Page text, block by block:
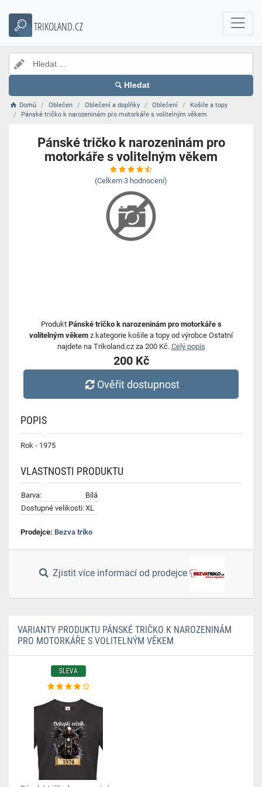
TRIKOLAND.CZ
Hledat
Domů Oblečen Oblečení a doplňky Oblečení
Košile a topy
Pánské tričko k narozeninám pro motorkáře s volitelným věkem
Pánské tričko k narozeninám pro
motorkáře s volitelným věkem
(Celkem 3 hodnocení)
Produkt Pánské tričko k narozeninám pro motorkáře s
volitelným věkem z kategorie košile a topy od výrobce Ostatní
najdete na Trikoland.cz za 200 Kč. Celý popis
200 Kč
Ověřit dostupnost
POPIS
Rok - 1975
VLASTNOSTI PRODUKTU
Barva:
Bílá
Dostupné velikosti:XL
Prodejce: Bezva triko
Zjistit více informací od prodejce
VARIANTY PRODUKTU PÁNSKÉ TRIČKO K NAROZENINÁM
PRO MOTORKÁŘE S VOLITELNÝM VĚKEM
SLEVA